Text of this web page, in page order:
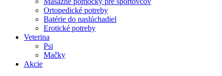
Ortopedické potreby
Batérie do naslúchadiel
Erotické potreby
Veterina
Psi
Mačky
Akcie